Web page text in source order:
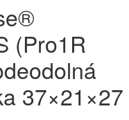
(Pro1R
37×21×27